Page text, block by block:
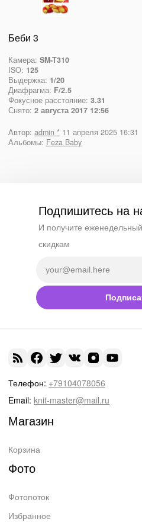
Беби 3
Камера: SM-T310
ISO: 125
Выдержка: 1/20
Диафрагма: F/2.5
Фокусное расстояние: 3.31
Снято: 2 августа 2017 12:56
Автор: admin * 11 апреля 2025 16:31
Альбомы: Feza Baby
Подпишитесь на
И получите
скидкам
Телефон: +79104078056
Email: knit-master@mail.ru
Магазин
Корзина
Фото
Фотопоток
Избранное